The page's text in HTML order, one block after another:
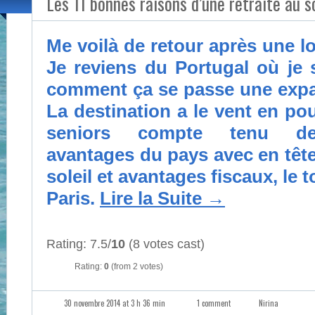
Me voilà de retour après une
Je reviens du Portugal où
comment ça se passe une
La destination a le vent en
seniors compte tenu
avantages du pays avec en
soleil et avantages fiscaux, le
Paris. Lire la Suite →
Rating: 7.5/10 (8 votes cast)
Rating: 0 (from 2 votes)
30 novembre 2014 at 3 h 36 min 1 comment Nirina